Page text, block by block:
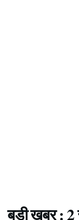
बड़ी खबर :